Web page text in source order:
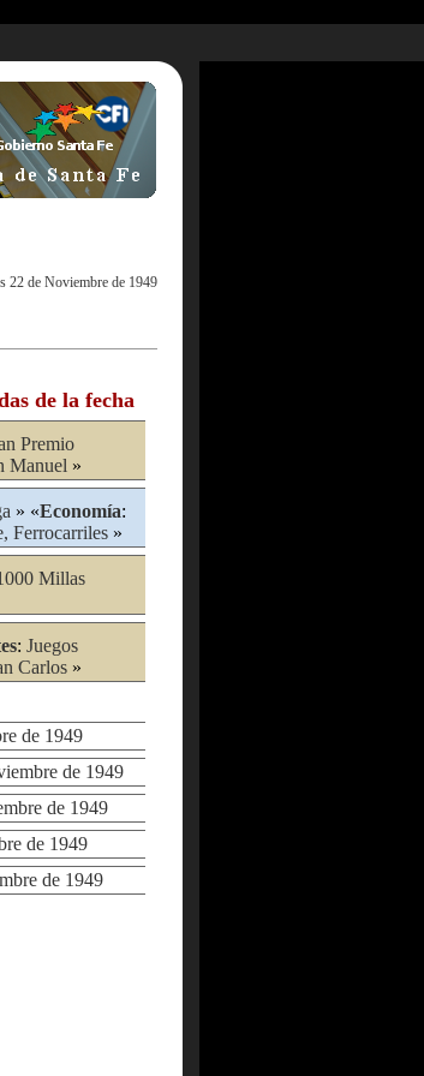
de Noviembre de 1949
de la fecha
Premio
Manuel »
» «Economía:
Ferrocarriles »
Millas
: Juegos
Carlos »
de 1949
de 1949
de 1949
de 1949
de 1949